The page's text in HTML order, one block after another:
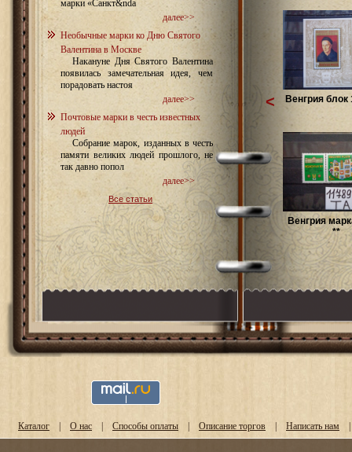
марки «Санкт&nda
далее>>
Необычные марки ко Дню Святого
Валентина в Москве
Накануне Дня Святого Валентина
появилась замечательная идея, чем
порадовать настоя
далее>>
Почтовые марки в честь известных
людей
Собрание марок, изданных в честь
памяти великих людей прошлого, не
так давно попол
далее>>
Все статьи
Венгрия блок
Венгрия
**
<
Каталог | О нас | Способы оплаты | Описание торгов | Написать нам |